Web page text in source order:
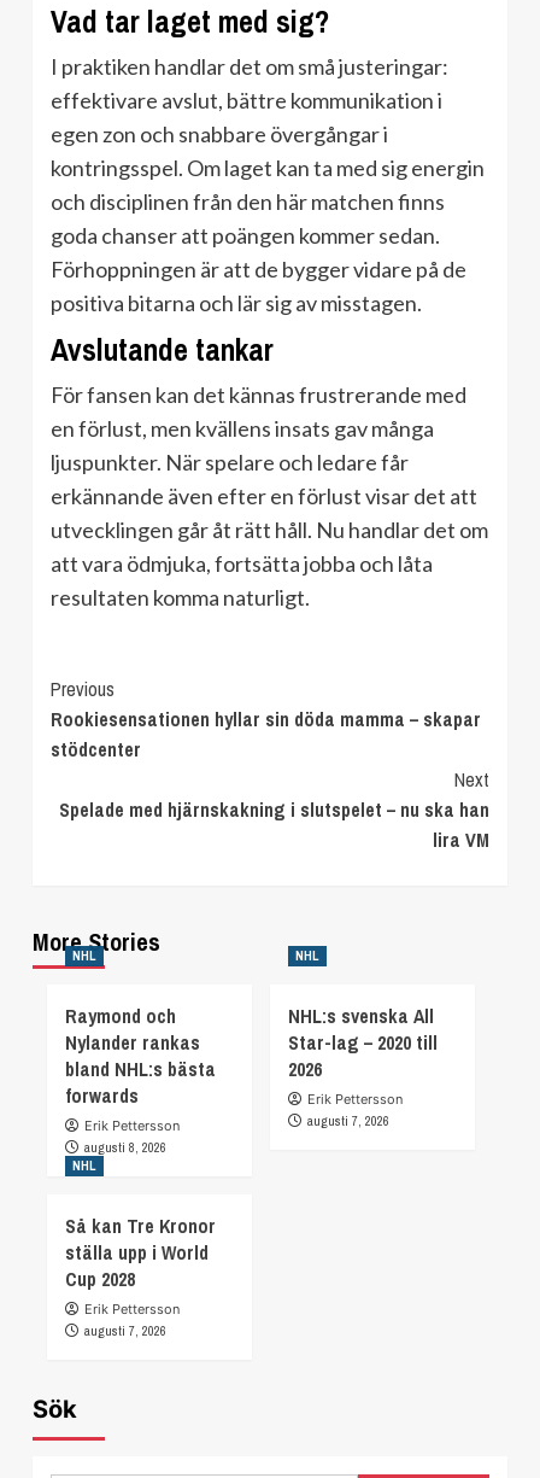
Vad tar laget med sig?
I praktiken handlar det om små justeringar:
effektivare avslut, bättre kommunikation i
egen zon och snabbare övergångar i
kontringsspel. Om laget kan ta med sig energin
och disciplinen från den här matchen finns
goda chanser att poängen kommer sedan.
Förhoppningen är att de bygger vidare på de
positiva bitarna och lär sig av misstagen.
Avslutande tankar
För fansen kan det kännas frustrerande med
en förlust, men kvällens insats gav många
ljuspunkter. När spelare och ledare får
erkännande även efter en förlust visar det att
utvecklingen går åt rätt håll. Nu handlar det om
att vara ödmjuka, fortsätta jobba och låta
resultaten komma naturligt.
Continue
Reading
Previous
Rookiesensationen hyllar sin döda mamma – skapar
stödcenter
Next
Spelade med hjärnskakning i slutspelet – nu ska han
lira VM
More Stories
NHL
Raymond och
Nylander rankas
bland NHL:s bästa
forwards
Erik Pettersson
augusti 8, 2026
NHL
NHL:s svenska All
Star-lag – 2020 till
2026
Erik Pettersson
augusti 7, 2026
NHL
Så kan Tre Kronor
ställa upp i World
Cup 2028
Erik Pettersson
augusti 7, 2026
Sök